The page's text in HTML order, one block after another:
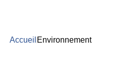
Accueil Environnement